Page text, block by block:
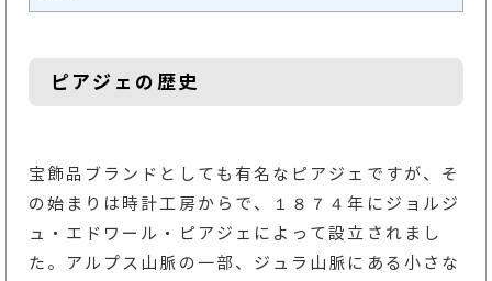
ピアジェの歴史
宝飾品ブランドとしても有名なピアジェですが、そ
の始まりは時計工房からで、１８７４年にジョルジ
ュ・エドワール・ピアジェによって設立されまし
た。アルプス山脈の一部、ジュラ山脈にある小さな